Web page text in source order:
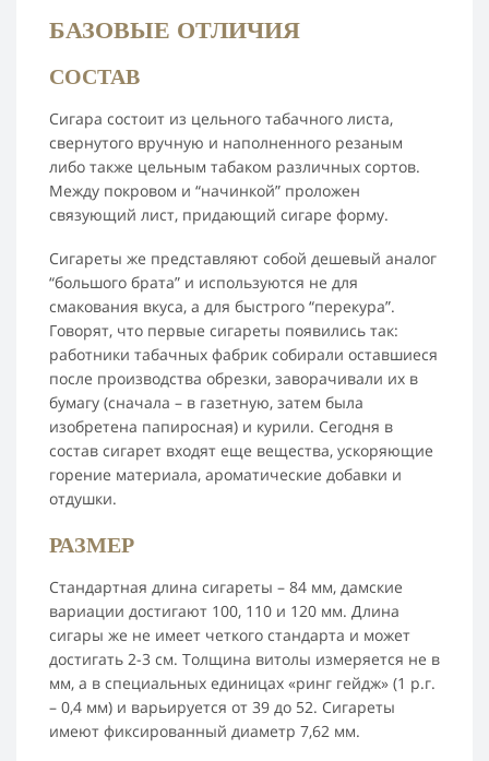
БАЗОВЫЕ ОТЛИЧИЯ
СОСТАВ
Сигара состоит из цельного табачного листа,
свернутого вручную и наполненного резаным
либо также цельным табаком различных сортов.
Между покровом и “начинкой” проложен
связующий лист, придающий сигаре форму.
Сигареты же представляют собой дешевый аналог
“большого брата” и используются не для
смакования вкуса, а для быстрого “перекура”.
Говорят, что первые сигареты появились так:
работники табачных фабрик собирали оставшиеся
после производства обрезки, заворачивали их в
бумагу (сначала – в газетную, затем была
изобретена папиросная) и курили. Сегодня в
состав сигарет входят еще вещества, ускоряющие
горение материала, ароматические добавки и
отдушки.
РАЗМЕР
Стандартная длина сигареты – 84 мм, дамские
вариации достигают 100, 110 и 120 мм. Длина
сигары же не имеет четкого стандарта и может
достигать 2-3 см. Толщина витолы измеряется не в
мм, а в специальных единицах «ринг гейдж» (1 р.г.
– 0,4 мм) и варьируется от 39 до 52. Сигареты
имеют фиксированный диаметр 7,62 мм.